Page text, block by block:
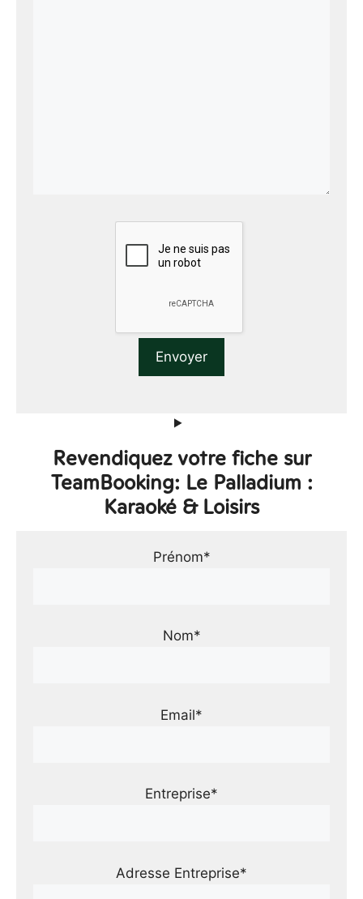
Revendiquez votre fiche sur
TeamBooking: Le Palladium :
Karaoké & Loisirs
Prénom*
Nom*
Email*
Entreprise*
Adresse Entreprise*